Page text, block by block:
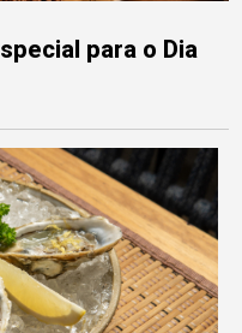
para o Dia